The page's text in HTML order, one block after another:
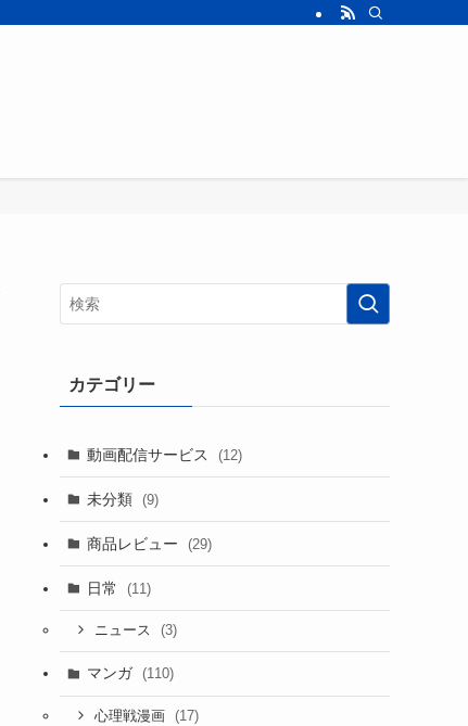
カテゴリー
動画配信サービス (12)
未分類 (9)
商品レビュー (29)
日常 (11)
ニュース (3)
マンガ (110)
心理戦漫画 (17)